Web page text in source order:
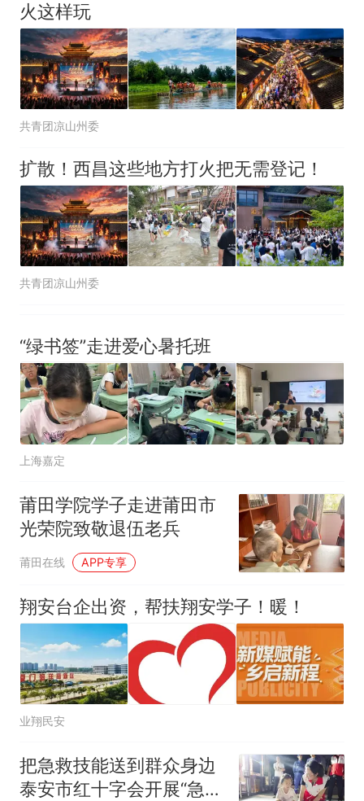
人生
火这样玩
共青团凉山州委
扩散！西昌这些地方打火把无需登记！
共青团凉山州委
“绿书签”走进爱心暑托班
上海嘉定
莆田学院学子走进莆田市
光荣院致敬退伍老兵
莆田在线 APP专享
翔安台企出资，帮扶翔安学子！暖！
业翔民安
把急救技能送到群众身边
泰安市红十字会开展“急救